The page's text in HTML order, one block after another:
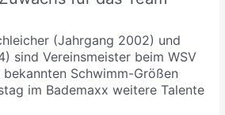
(Jahrgang 2002) und
sind Vereinsmeister beim WSV
bekannten Schwimm-Größen
im Bademaxx weitere Talente